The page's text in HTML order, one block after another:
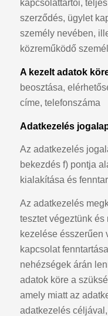
kapcsolattartói,
szerződés, ügylet
személy nevében,
közreműködő
A kezelt adatok
beosztása,
címe, telefonszáma
Adatkezelés
Az adatkezelés
bekezdés f) pontja
kialakítása és
Az adatkezelés
tesztet végeztünk
kezelése ésszerűen
kapcsolat
nehézségek árán
adatok köre a
amely miatt az
adatkezelés